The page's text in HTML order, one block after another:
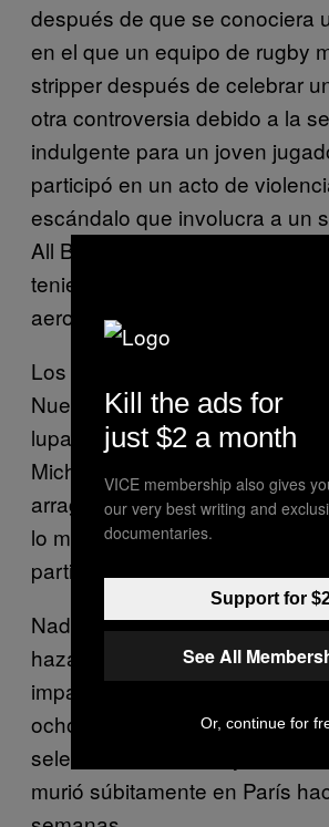
después de que se conociera
en el que un equipo de rugby
stripper después de celebrar
otra controversia debido a la
indulgente para un joven
participó en un acto de
escándalo que involucra a un
All Black, Aaron Smith, a quien
teniendo relaciones sexuales
aeropuerto.
Los medios especializados en
Nueva Zelanda también han
lupa, ya que el entrenador
Michael Cheika los describió
arragantes, después de que un
lo mostrara como un payaso
partido reciente.
Nada de esto, sin embargo,
hazaña irlandesa, quienes
impasibles la haka All Black
ocho en el campo, en tributo a
seleccionado Anthony «Axel»
murió súbitamente en París
Kill the ads for
just $2 a month
VICE membership also gives
our very best writing and
documentaries.
Support for
See All
Or, continue for